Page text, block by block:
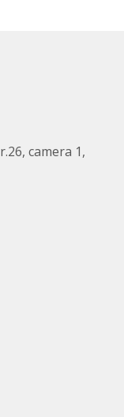
camera 1,